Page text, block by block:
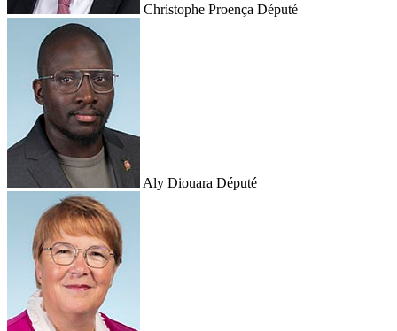
Christophe Proença Député
Aly Diouara Député